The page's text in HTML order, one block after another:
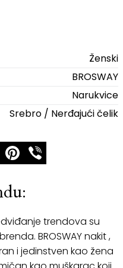
Ženski
BROSWAY
Narukvice
Srebro / Nerđajući čelik
X Pinterest
trendova su
BROSWAY nakit ,
i jedinstven kao žena